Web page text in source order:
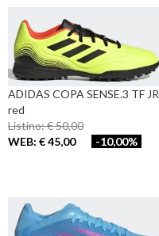
ADIDAS COPA SENSE.3 TF
red
Listino: € 50,00
WEB: € 45,00
-10,00%